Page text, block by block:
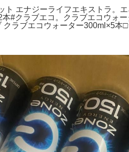
ト エナジーライフエキストラ。
本#クラブエコ。クラブエコウォ
ラブエコウォーター300ml×5本